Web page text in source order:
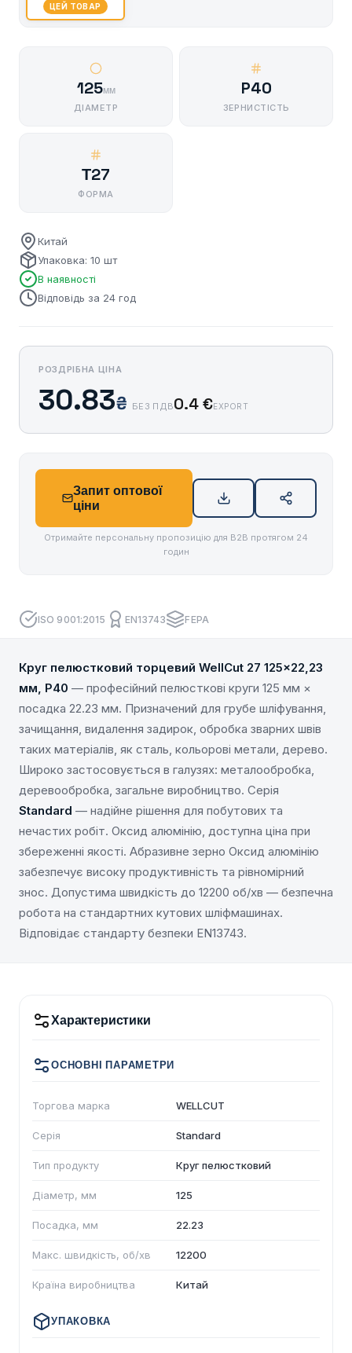
ЦЕЙ ТОВАР
125мм
ДІАМЕТР
P40
ЗЕРНИСТІСТЬ
Т27
ФОРМА
Китай
Упаковка: 10 шт
В наявності
Відповідь за 24 год
РОЗДРІБНА ЦІНА
30.83₴ БЕЗ ПДВ0.4 €EXPORT
Запит оптової
ціни
Отримайте персональну пропозицію для B2B протягом 24
годин
ISO 9001:2015 EN13743 FEPA
Круг пелюстковий торцевий WellCut 27 125×22,23
мм, P40 — професійний пелюсткові круги 125 мм ×
посадка 22.23 мм. Призначений для грубе шліфування,
зачищання, видалення задирок, обробка зварних швів
таких матеріалів, як сталь, кольорові метали, дерево.
Широко застосовується в галузях: металообробка,
деревообробка, загальне виробництво. Серія
Standard — надійне рішення для побутових та
нечастих робіт. Оксид алюмінію, доступна ціна при
збереженні якості. Абразивне зерно Оксид алюмінію
забезпечує високу продуктивність та рівномірний
знос. Допустима швидкість до 12200 об/хв — безпечна
робота на стандартних кутових шліфмашинах.
Відповідає стандарту безпеки EN13743.
Характеристики
ОСНОВНІ ПАРАМЕТРИ
Торгова марка WELLCUT
Серія Standard
Тип продукту Круг пелюстковий
Діаметр, мм 125
Посадка, мм 22.23
Макс. швидкість, об/хв 12200
Країна виробництва Китай
УПАКОВКА